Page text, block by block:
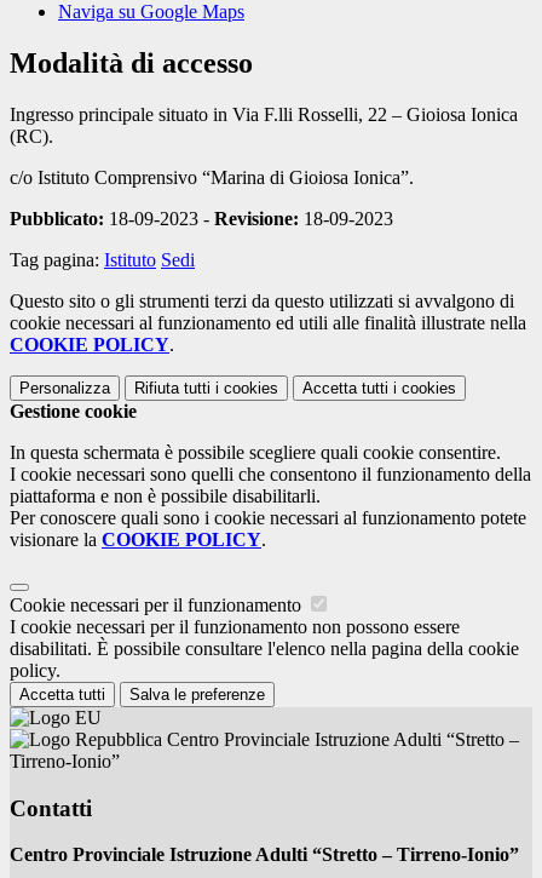
Naviga su Google Maps
Modalità di accesso
Ingresso principale situato in Via F.lli Rosselli, 22 – Gioiosa Ionica
(RC).
c/o Istituto Comprensivo “Marina di Gioiosa Ionica”.
Pubblicato: 18-09-2023 - Revisione: 18-09-2023
Tag pagina: Istituto Sedi
Questo sito o gli strumenti terzi da questo utilizzati si avvalgono di
cookie necessari al funzionamento ed utili alle finalità illustrate nella
COOKIE POLICY.
Personalizza Rifiuta tutti i cookies Accetta tutti i cookies
Gestione cookie
In questa schermata è possibile scegliere quali cookie consentire.
I cookie necessari sono quelli che consentono il funzionamento della
piattaforma e non è possibile disabilitarli.
Per conoscere quali sono i cookie necessari al funzionamento potete
visionare la COOKIE POLICY.
Cookie necessari per il funzionamento
I cookie necessari per il funzionamento non possono essere
disabilitati. È possibile consultare l'elenco nella pagina della cookie
policy.
Accetta tutti Salva le preferenze
Centro Provinciale Istruzione Adulti “Stretto –
Tirreno-Ionio”
Contatti
Centro Provinciale Istruzione Adulti “Stretto – Tirreno-Ionio”